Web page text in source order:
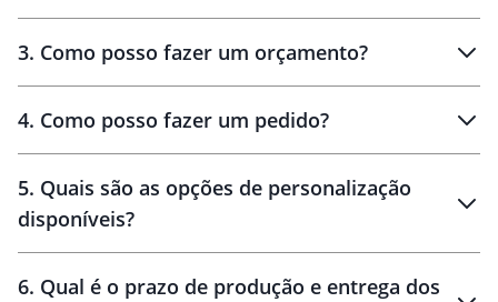
personalizados
3. Como posso fazer um orçamento?
brinde
personalização
4. Como posso fazer um pedido?
amostra virtual
5. Quais são as opções de personalização
disponíveis?
6. Qual é o prazo de produção e entrega dos